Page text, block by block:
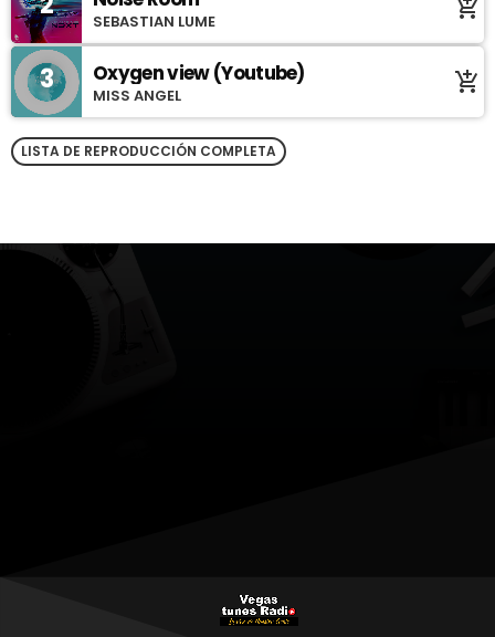
SEBASTIAN LUME add_shopping_cart
3 Oxygen view (Youtube)
MISS ANGEL add_shopping_cart
LISTA DE REPRODUCCIÓN COMPLETA